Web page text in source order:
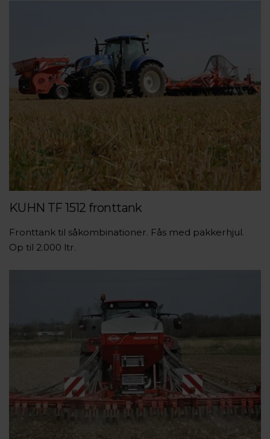
KUHN TF 1512 fronttank
Fronttank til såkombinationer. Fås med pakkerhjul.
Op til 2.000 ltr.